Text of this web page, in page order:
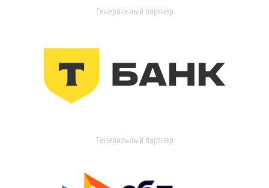
Генеральный партнер
Генеральный партнер